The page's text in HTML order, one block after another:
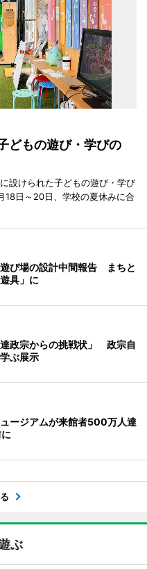
どもの遊び・学びの
設けられた子どもの遊び・学び
18日～20日、学校の夏休みに合
び場の設計中間報告 まちと
具」に
政宗からの挑戦状」 政宗自
ぶ展示
ージアムが来館者500万人達
ぶ